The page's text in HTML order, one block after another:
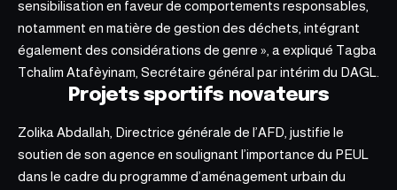
sensibilisation en faveur de comportements responsables,
notamment en matière de gestion des déchets, intégrant
également des considérations de genre », a expliqué Tagba
Tchalim Atafèyinam, Secrétaire général par intérim du DAGL.
Projets sportifs novateurs
Zolika Abdallah, Directrice générale de l’AFD, justifie le
soutien de son agence en soulignant l’importance du PEUL
dans le cadre du programme d’aménagement urbain du